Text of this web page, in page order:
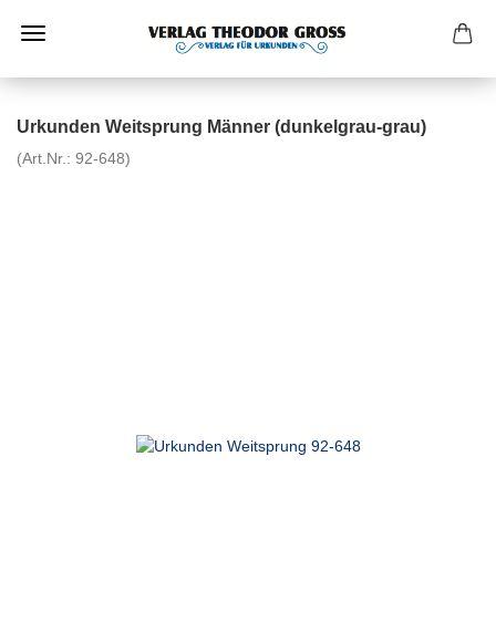
Urkunden Weitsprung Männer (dunkelgrau-grau)
(Art.Nr.: 92-648)